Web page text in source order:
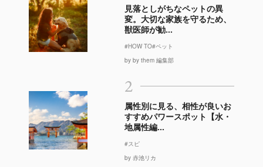
見落としがちなペットの異
変。大切な家族を守るため、
獣医師が勧...
#HOW TO#ペット
by by them 編集部
2
属性別に見る、相性が良いお
すすめパワースポット【水・
地属性編...
#スピ
by 赤池リカ